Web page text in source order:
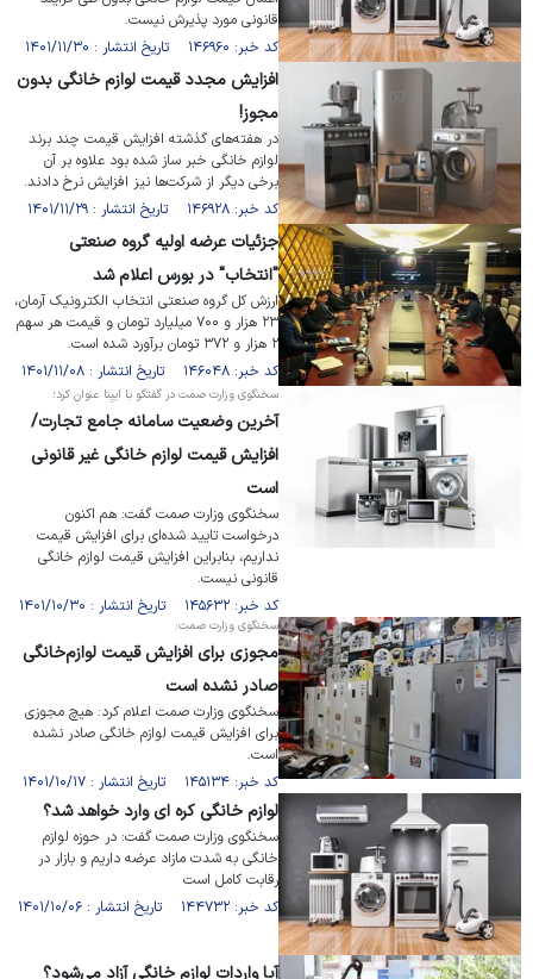
قانونی مورد پذیرش نیست.
کد خبر: ۱۴۶۹۶۰ تاریخ انتشار : ۱۴۰۱/۱۱/۳۰
افزایش مجدد قیمت لوازم خانگی بدون
مجوز!
در هفته‌های گذشته افزایش قیمت چند برند
لوازم خانگی خبر ساز شده بود علاوه بر آن
برخی دیگر از شرکت‌ها نیز افزایش نرخ دادند.
کد خبر: ۱۴۶۹۲۸ تاریخ انتشار : ۱۴۰۱/۱۱/۲۹
جزئیات عرضه اولیه گروه صنعتی
"انتخاب" در بورس اعلام شد
ارزش کل گروه صنعتی انتخاب الکترونیک آرمان،
۲۳ هزار و ۷۰۰ میلیارد تومان و قیمت هر سهم
۲ هزار و ۳۷۲ تومان برآورد شده است.
کد خبر: ۱۴۶۰۴۸ تاریخ انتشار : ۱۴۰۱/۱۱/۰۸
سخنگوی وزارت صمت در گفتگو با ایبِنا عنوان کرد؛
آخرین وضعیت سامانه جامع تجارت/
افزایش قیمت لوازم خانگی غیر قانونی
است
سخنگوی وزارت صمت گفت: هم اکنون
درخواست تایید شده‌ای برای افزایش قیمت
نداریم، بنابراین افزایش قیمت لوازم خانگی
قانونی نیست.
کد خبر: ۱۴۵۶۳۲ تاریخ انتشار : ۱۴۰۱/۱۰/۳۰
سخنگوی وزارت صمت:
مجوزی برای افزایش قیمت لوازم‌خانگی
صادر نشده است
سخنگوی وزارت صمت اعلام کرد: هیچ مجوزی
برای افزایش قیمت لوازم خانگی صادر نشده
است.
کد خبر: ۱۴۵۱۳۴ تاریخ انتشار : ۱۴۰۱/۱۰/۱۷
لوازم خانگی کره ای وارد خواهد شد؟
سخنگوی وزارت صمت گفت: در حوزه لوازم
خانگی به شدت مازاد عرضه داریم و بازار در
رقابت کامل است
کد خبر: ۱۴۴۷۳۲ تاریخ انتشار : ۱۴۰۱/۱۰/۰۶
آیا واردات لوازم خانگی آزاد می‌شود؟